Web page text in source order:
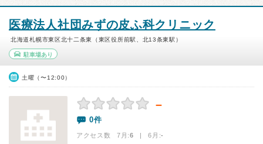
医療法人社団みずの皮ふ科クリニック
北海道札幌市東区北十二条東（東区役所前駅、北13条東駅）
駐車場あり
土曜（〜12:00）
－
0件
アクセス数 7月:6 | 6月:-